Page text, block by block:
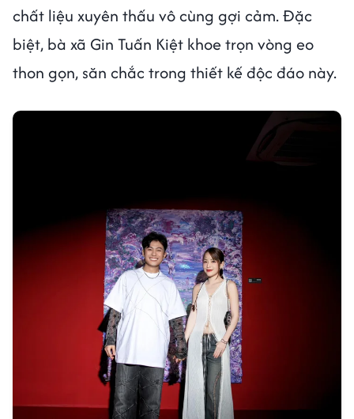
chất liệu xuyên thấu vô cùng gợi cảm. Đặc
biệt, bà xã Gin Tuấn Kiệt khoe trọn vòng eo
thon gọn, săn chắc trong thiết kế độc đáo này.